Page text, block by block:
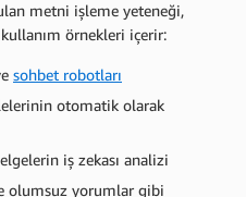
metni işleme yeteneği,
örnekleri içerir:
sohbet robotları
otomatik olarak
iş zekası analizi
olumsuz yorumlar gibi